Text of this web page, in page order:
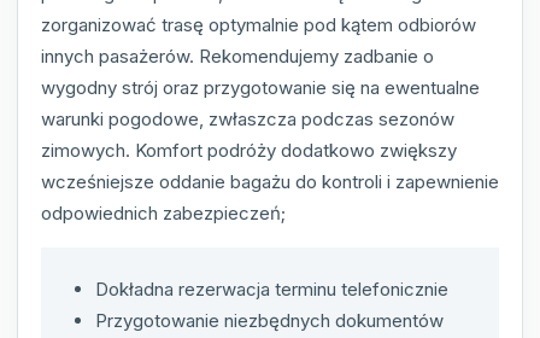
zorganizować trasę optymalnie pod kątem odbiorów
innych pasażerów. Rekomendujemy zadbanie o
wygodny strój oraz przygotowanie się na ewentualne
warunki pogodowe, zwłaszcza podczas sezonów
zimowych. Komfort podróży dodatkowo zwiększy
wcześniejsze oddanie bagażu do kontroli i zapewnienie
odpowiednich zabezpieczeń;
Dokładna rezerwacja terminu telefonicznie
Przygotowanie niezbędnych dokumentów